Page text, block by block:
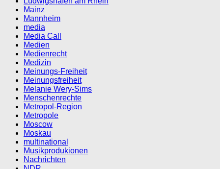
Mainz
Mannheim
media
Media Call
Medien
Medienrecht
Medizin
Meinungs-Freiheit
Meinungsfreiheit
Melanie Wery-Sims
Menschenrechte
Metropol-Region
Metropole
Moscow
Moskau
multinational
Musikprodukionen
Nachrichten